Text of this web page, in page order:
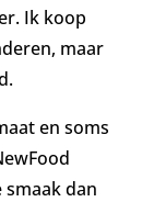
Ik koop
maar
en soms
dan